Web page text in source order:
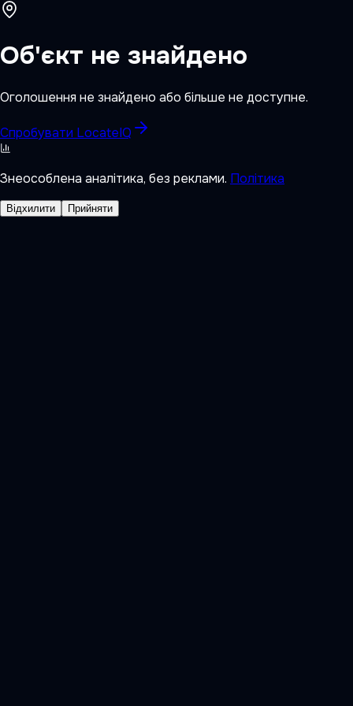
Об'єкт не знайдено
Оголошення не знайдено або більше не доступне.
Спробувати LocateIQ
Знеособлена аналітика, без реклами. Політика
Відхилити Прийняти